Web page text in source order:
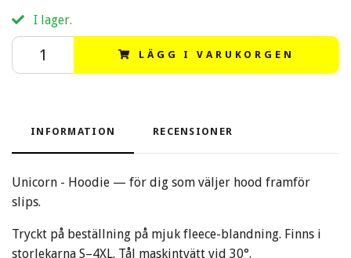
I lager.
LÄGG I VARUKORGEN
INFORMATION RECENSIONER
Unicorn - Hoodie — för dig som väljer hood framför
slips.
Tryckt på beställning på mjuk fleece-blandning. Finns i
storlekarna S–4XL. Tål maskintvätt vid 30°.